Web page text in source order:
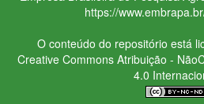
https://
O conteúdo do repositório está
Creative CommonsAtribuição -
4.0